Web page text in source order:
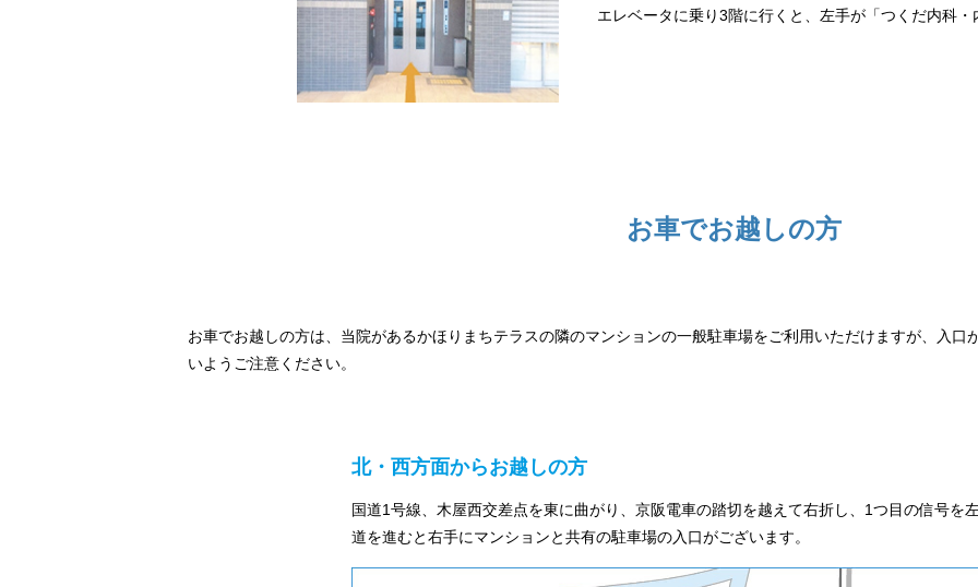
エレベータに乗り3階に行くと、左手が「つくだ内科・
お車でお越しの方
お車でお越しの方は、当院があるかほりまちテラスの隣のマンションの一般駐車場をご利用いただけますが、入口
いようご注意ください。
北・西方面からお越しの方
国道1号線、木屋西交差点を東に曲がり、京阪電車の踏切を越えて右折し、1つ目の信号を
道を進むと右手にマンションと共有の駐車場の入口がございます。